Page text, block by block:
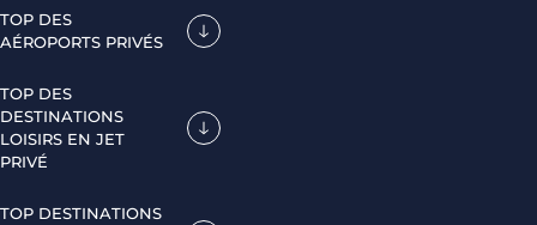
TOP DES
AÉROPORTS PRIVÉS
TOP DES
DESTINATIONS
LOISIRS EN JET
PRIVÉ
TOP DESTINATIONS